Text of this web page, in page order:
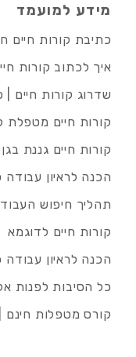
מידע למועמד
כתיבת קורות חיים
איך לכתוב קורות
שדרוג קורות חיים
קורות חיים מטפלת
קורות חיים גננת
הכנה לראיון
תהליך חיפוש
קורות חיים לדוגמא
הכנה לראיון עבודה
כל הסיבות לפנות
קורס מטפלות